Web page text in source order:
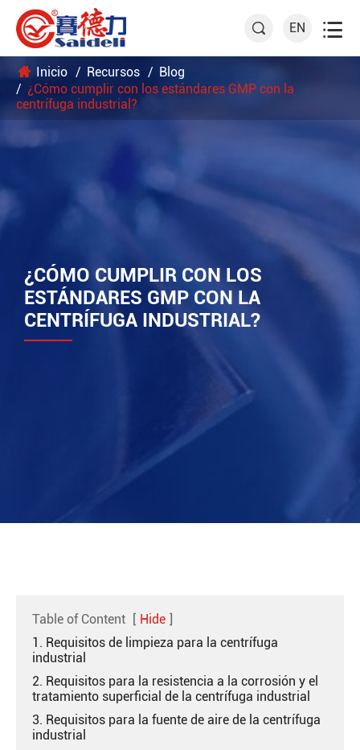
 EN 
Inicio Recursos
Blog
¿Cómo cumplir con los estándares GMP con la
centrífuga industrial?
¿CÓMO CUMPLIR CON LOS
ESTÁNDARES GMP CON LA
CENTRÍFUGA INDUSTRIAL?
Table of Content [ Hide ]
1. Requisitos de limpieza para la centrífuga
industrial
2. Requisitos para la resistencia a la corrosión y el
tratamiento superficial de la centrífuga industrial
3. Requisitos para la fuente de aire de la centrífuga
industrial